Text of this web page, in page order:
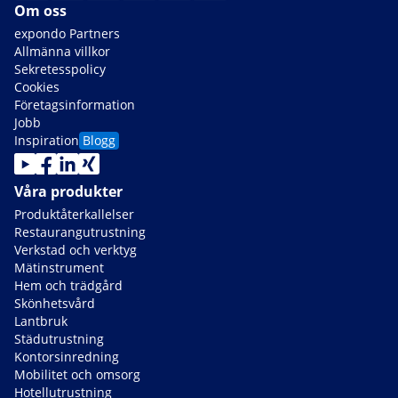
Om oss
expondo Partners
Allmänna villkor
Sekretesspolicy
Cookies
Företagsinformation
Jobb
Inspiration Blogg
Våra produkter
Produktåterkallelser
Restaurangutrustning
Verkstad och verktyg
Mätinstrument
Hem och trädgård
Skönhetsvård
Lantbruk
Städutrustning
Kontorsinredning
Mobilitet och omsorg
Hotellutrustning